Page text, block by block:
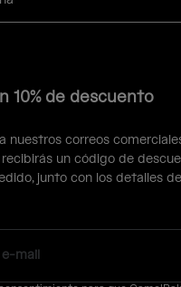
10% de descuento
nuestros correos
un código de
junto con los detalles